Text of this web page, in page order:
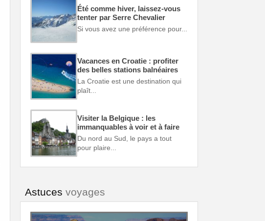
Été comme hiver, laissez-vous
tenter par Serre Chevalier
Si vous avez une préférence pour...
Vacances en Croatie : profiter
des belles stations balnéaires
La Croatie est une destination qui
plaît...
Visiter la Belgique : les
immanquables à voir et à faire
Du nord au Sud, le pays a tout
pour plaire...
Astuces voyages